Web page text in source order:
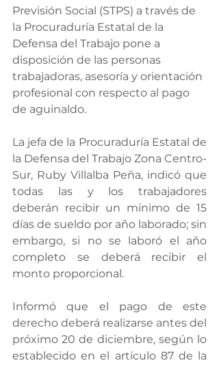
Previsión Social (STPS) a través de
la Procuraduría Estatal de la
Defensa del Trabajo pone a
disposición de las personas
trabajadoras, asesoría y orientación
profesional con respecto al pago
de aguinaldo.
La jefa de la Procuraduría Estatal de
la Defensa del Trabajo Zona Centro-
Sur, Ruby Villalba Peña, indicó que
todas las y los trabajadores
deberán recibir un mínimo de 15
días de sueldo por año laborado; sin
embargo, si no se laboró el año
completo se deberá recibir el
monto proporcional.
Informó que el pago de este
derecho deberá realizarse antes del
próximo 20 de diciembre, según lo
establecido en el artículo 87 de la